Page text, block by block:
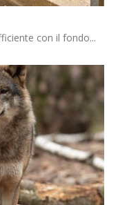
con il fondo...